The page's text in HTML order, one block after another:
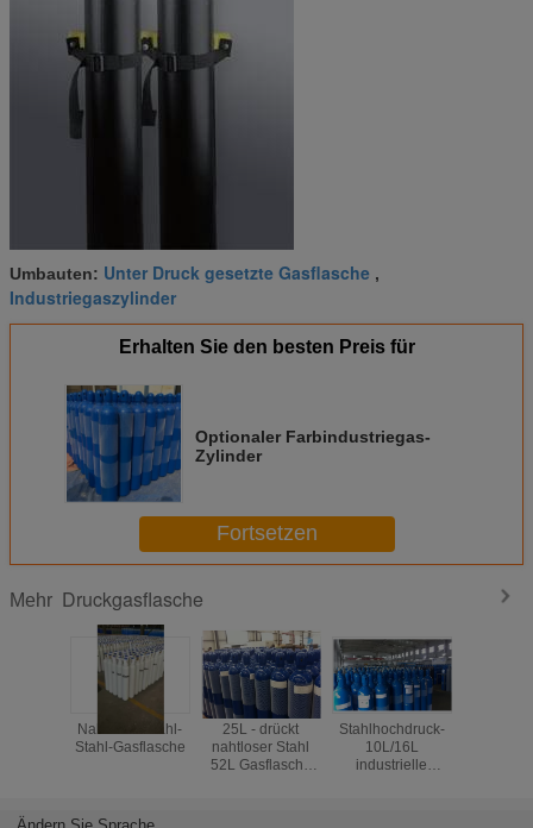
Umbauten: Unter Druck gesetzte Gasflasche ,
Industriegaszylinder
Erhalten Sie den besten Preis für
Optionaler Farbindustriegas-
Zylinder
Fortsetzen
Mehr Druckgasflasche
Nahtloser Stahl-
Stahl-Gasflasche
25L - drückt
nahtloser Stahl
52L Gasflasche
Stahlhochdruck-
10L/16L
industrielle